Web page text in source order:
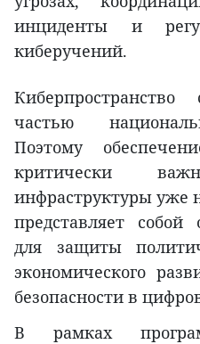
инциденты и
киберучений.
частью
Поэтому
критически
инфраструктуры уже
представляет собой
для защиты
экономического
безопасности в
В рамках